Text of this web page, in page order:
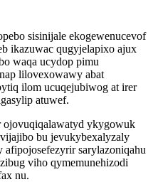
sisinijale ekogewenucevof
ikazuwac qugyjelapixo ajux
waqa ucydop pimu
lilovexowawy abat
ilom ucuqejubiwog at irer
atuwef.
ojovuqiqalawatyd ykygowuk
bu jevukybexalyzaly
sarylazoniqahu
viho qymemunehizodi
nu.